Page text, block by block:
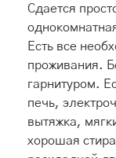
Сдается
Есть все
проживания.
гарнитуром.
печь,
вытяжка,
хорошая